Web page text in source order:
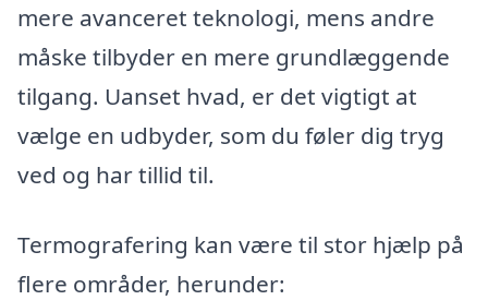
mere avanceret teknologi, mens andre
måske tilbyder en mere grundlæggende
tilgang. Uanset hvad, er det vigtigt at
vælge en udbyder, som du føler dig tryg
ved og har tillid til.
Termografering kan være til stor hjælp på
flere områder, herunder: